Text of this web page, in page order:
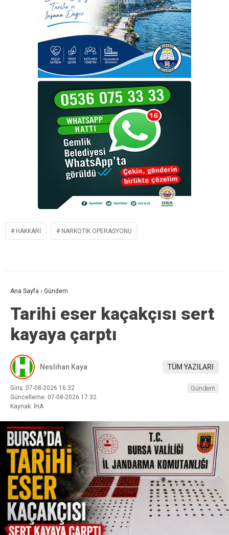
HAKKARI NARKOTIK OPERASYONU
Ana Sayfa › Gündem
Tarihi eser kaçakçısı sert
kayaya çarptı
Neslihan Kaya TÜM YAZILARI
Giriş: 07-08-2026 16:32
Güncelleme: 07-08-2026 17:32
Kaynak: İHA
Gündem